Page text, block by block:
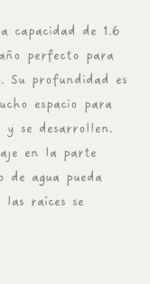
capacidad de 1.6
perfecto para
Su profundidad es
espacio para
y se desarrollen.
en la parte
de agua pueda
raíces se